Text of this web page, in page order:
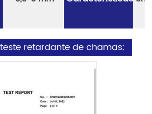
retardante de chamas: